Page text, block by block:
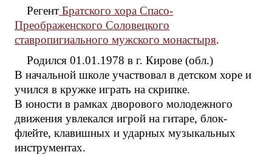
Регент Братского хора Спасо-
Преображенского Соловецкого
ставропигиального мужского монастыря.
Родился 01.01.1978 в г. Кирове (обл.)
В начальной школе участвовал в детском хоре и
учился в кружке играть на скрипке.
В юности в рамках дворового молодежного
движения увлекался игрой на гитаре, блок-
флейте, клавишных и ударных музыкальных
инструментах.